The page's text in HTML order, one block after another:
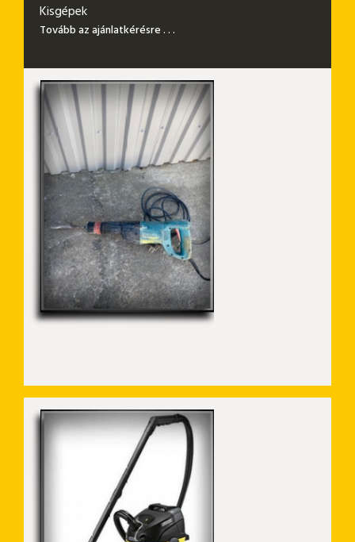
Kisgépek
Tovább az ajánlatkérésre . . .